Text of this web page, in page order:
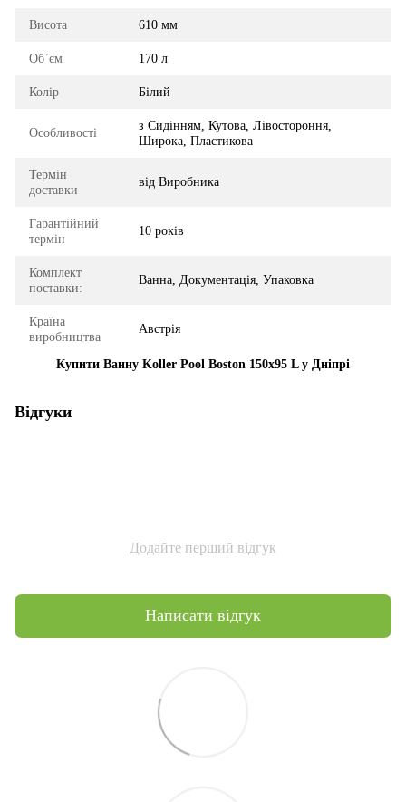
Висота 610 мм
Об`єм 170 л
Колір Білий
Особливості
з Сидінням, Кутова, Лівостороння,
Широка, Пластикова
Термін
доставки
від Виробника
Гарантійний
термін
10 років
Комплект
поставки:
Ванна, Документація, Упаковка
Країна
виробництва
Австрія
Купити Ванну Koller Pool Boston 150x95 L у Дніпрі
Відгуки
Додайте перший відгук
Написати відгук